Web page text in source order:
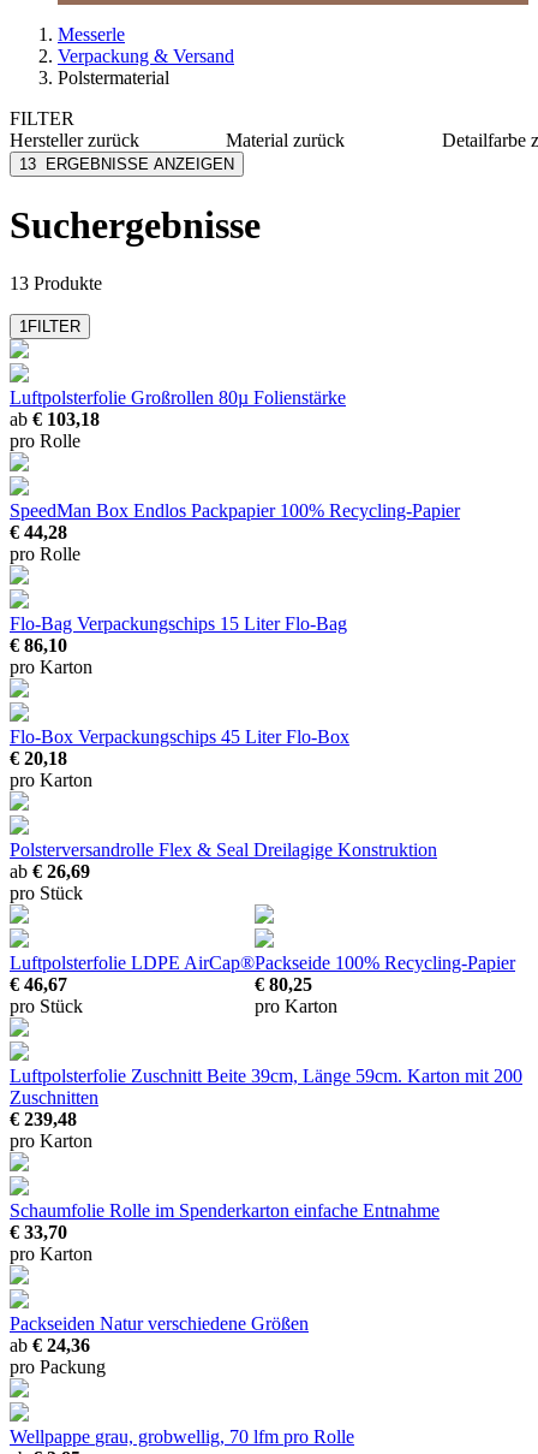
Messerle
Verpackung & Versand
Polstermaterial
FILTER
Herstellerzurück
ColomPac
MESSERLE
Moosmann & Co
Papier Sprick
Material zurück
Detailfarbe
13 ERGEBNISSE ANZEIGEN
Suchergebnisse
13 Produkte
1FILTER
Luftpolsterfolie Großrollen 80µ Folienstärke
ab € 103,18
pro Rolle
SpeedMan Box Endlos Packpapier 100% Recycling-Papier
€ 44,28
pro Rolle
Flo-Bag Verpackungschips 15 Liter Flo-Bag
€ 86,10
pro Karton
Flo-Box Verpackungschips 45 Liter Flo-Box
€ 20,18
pro Karton
Polsterversandrolle Flex & Seal Dreilagige Konstruktion
ab € 26,69
pro Stück
Luftpolsterfolie LDPE AirCap®
€ 46,67
pro Stück
Packseide 100% Recycling-Papier
€ 80,25
pro Karton
Luftpolsterfolie Zuschnitt Beite 39cm, Länge 59cm. Karton mit 200
Zuschnitten
€ 239,48
pro Karton
Schaumfolie Rolle im Spenderkarton einfache Entnahme
€ 33,70
pro Karton
Packseiden Naturverschiedene Größen
ab € 24,36
pro Packung
Wellpappe grau, grobwellig, 70 lfm pro Rolle